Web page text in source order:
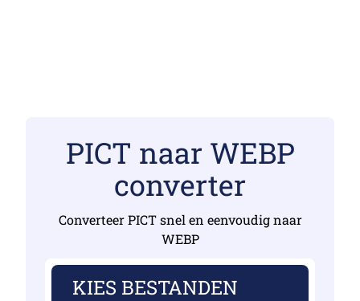
PICT naar WEBP
converter
Converteer PICT snel en eenvoudig naar
WEBP
KIES BESTANDEN